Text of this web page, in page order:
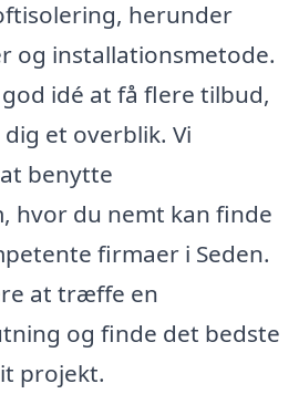
herunder
og installationsmetode.
idé at få flere tilbud,
et overblik. Vi
benytte
hvor du nemt kan finde
firmaer i Seden.
at træffe en
og finde det bedste
projekt.